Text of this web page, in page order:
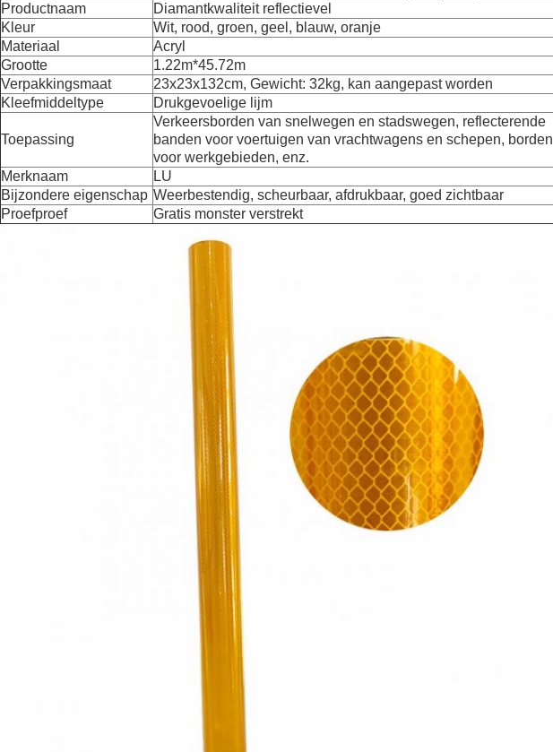
Productnaam
Diamantkwaliteit reflectievel
Kleur
Wit, rood, groen, geel, blauw, oranje
Materiaal
Acryl
Grootte
1.22m*45.72m
Verpakkingsmaat
23x23x132cm, Gewicht: 32kg, kan aangepast worden
Kleefmiddeltype
Drukgevoelige lijm
Toepassing
Verkeersborden van snelwegen en stadswegen, reflecterende
banden voor voertuigen van vrachtwagens en schepen, borden
voor werkgebieden, enz.
Merknaam
LU
Bijzondere eigenschap Weerbestendig, scheurbaar, afdrukbaar, goed zichtbaar
Proefproef
Gratis monster verstrekt